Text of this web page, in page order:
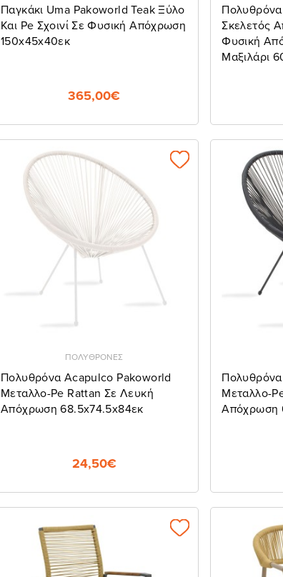
Παγκάκι Uma Pakoworld Teak Ξύλο
Και Pe Σχοινί Σε Φυσική Απόχρωση
150x45x40εκ
365,00€
Σκελετός
Φυσική
Μαξιλάρι
ΠΟΛΥΘΡΟΝΕΣ
Πολυθρόνα Acapulco Pakoworld
Μεταλλο-Pe Rattan Σε Λευκή
Απόχρωση 68.5x74.5x84εκ
24,50€
Μεταλλο-
Απόχρωση